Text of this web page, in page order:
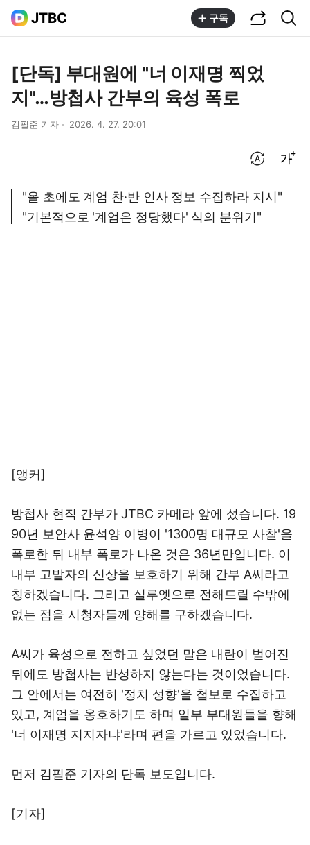
JTBC 구독
[단독] 부대원에 "너 이재명 찍었
지"…방첩사 간부의 육성 폭로
김필준 기자 2026. 4. 27. 20:01
"올 초에도 계엄 찬·반 인사 정보 수집하라 지시"
"기본적으로 '계엄은 정당했다' 식의 분위기"
[앵커]
방첩사 현직 간부가 JTBC 카메라 앞에 섰습니다. 19
90년 보안사 윤석양 이병이 '1300명 대규모 사찰'을
폭로한 뒤 내부 폭로가 나온 것은 36년만입니다. 이
내부 고발자의 신상을 보호하기 위해 간부 A씨라고
칭하겠습니다. 그리고 실루엣으로 전해드릴 수밖에
없는 점을 시청자들께 양해를 구하겠습니다.
A씨가 육성으로 전하고 싶었던 말은 내란이 벌어진
뒤에도 방첩사는 반성하지 않는다는 것이었습니다.
그 안에서는 여전히 '정치 성향'을 첩보로 수집하고
있고, 계엄을 옹호하기도 하며 일부 부대원들을 향해
'너 이재명 지지자냐'라며 편을 가르고 있었습니다.
먼저 김필준 기자의 단독 보도입니다.
[기자]